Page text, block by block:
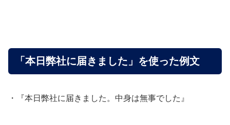
「本日弊社に届きました」を使った例文
・『本日弊社に届きました。中身は無事でした』